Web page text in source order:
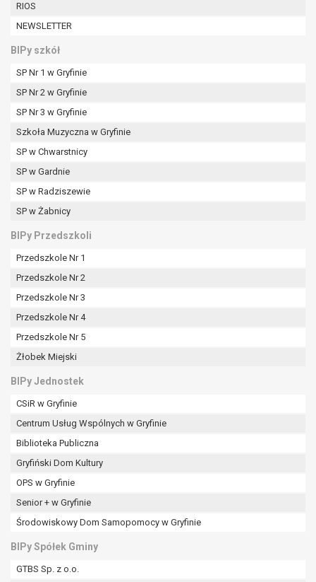
RIOS
NEWSLETTER
BIPy szkół
SP Nr 1 w Gryfinie
SP Nr 2 w Gryfinie
SP Nr 3 w Gryfinie
Szkoła Muzyczna w Gryfinie
SP w Chwarstnicy
SP w Gardnie
SP w Radziszewie
SP w Żabnicy
BIPy Przedszkoli
Przedszkole Nr 1
Przedszkole Nr 2
Przedszkole Nr 3
Przedszkole Nr 4
Przedszkole Nr 5
Żłobek Miejski
BIPy Jednostek
CSiR w Gryfinie
Centrum Usług Wspólnych w Gryfinie
Biblioteka Publiczna
Gryfiński Dom Kultury
OPS w Gryfinie
Senior + w Gryfinie
Środowiskowy Dom Samopomocy w Gryfinie
BIPy Spółek Gminy
GTBS Sp. z o.o.
przetwarzania, którego dokonano na podstawie
Przysługuje Pani/Panu prawo wniesienia skargi do
organu nadzorczego na niezgodne z prawem
przetwarzanie Pani/Pana danych osobowych
przez administratora.
Prezes Urzędu Ochrony Danych Osobowych.
W zależności od sfery, w której przetwarzane są
dane osobowe, podanie danych osobowych jest
umownym.
Pani/Pana dane nie będą poddawane